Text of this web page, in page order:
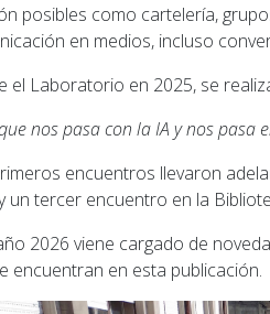
posibles como cartelería,
en medios, incluso
el Laboratorio en 2025, se
nos pasa con la IA y nos pasa
encuentros llevaron
un tercer encuentro en la
2026 viene cargado de
encuentran en esta publicación.